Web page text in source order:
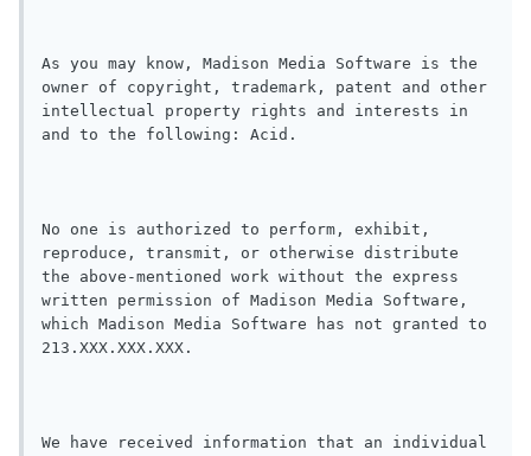
As you may know, Madison Media Software is the
owner of copyright, trademark, patent and other
intellectual property rights and interests in
and to the following: Acid.
No one is authorized to perform, exhibit,
reproduce, transmit, or otherwise distribute
the above-mentioned work without the express
written permission of Madison Media Software,
which Madison Media Software has not granted to
213.XXX.XXX.XXX.
We have received information that an individual